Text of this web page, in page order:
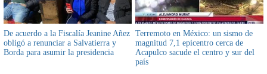
De acuerdo a la Fiscalía Jeanine Añez
obligó a renunciar a Salvatierra y
Borda para asumir la presidencia
Terremoto en México: un sismo de
magnitud 7,1 epicentro cerca de
Acapulco sacude el centro y sur del
país